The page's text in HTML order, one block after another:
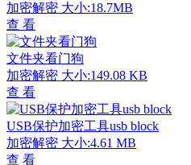
加密解密 大小:18.7MB
查 看
文件夹看门狗
加密解密 大小:149.08 KB
查 看
USB保护加密工具usb block
加密解密 大小:4.61 MB
查 看